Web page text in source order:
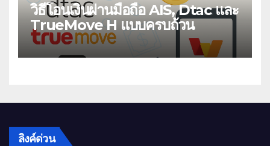
วิธีโอนเงินผ่านมือถือ AIS, Dtac และ
TrueMove H แบบครบถ้วน
ลิงค์ด่วน